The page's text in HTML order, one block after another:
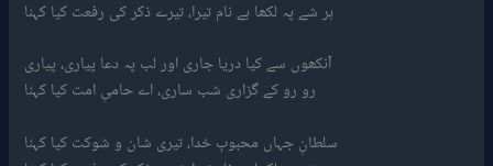
ہر شے پہ لکھا ہے نام تیرا، تیرے ذکر کی رفعت کیا کہنا
آنکھوں سے کیا دریا جاری اور لب پہ دعا پیاری، پیاری
رو رو کے گزاری شب ساری، اے حامیِ امت کیا کہنا
سلطانِ جہاں محبوبِ خدا، تیری شان و شوکت کیا کہنا